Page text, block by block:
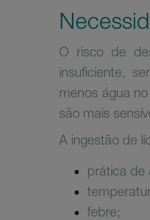
O risco de
insuficiente,
menos água
são mais
A ingestão de
prática de
febre;